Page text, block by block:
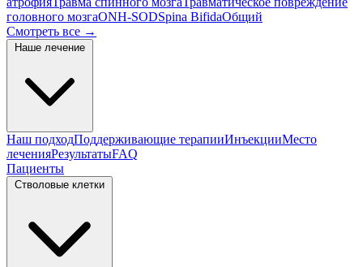
головного мозгаONH-SODSpina BifidaОбщий
Смотреть все →
Наш подходПоддерживающие терапииИнъекцииМесто
леченияРезультатыFAQ
Пациенты